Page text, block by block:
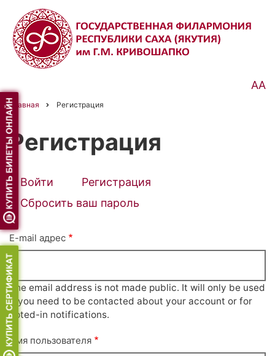
Перейти
основному
содержанию
АА
Строка
навигации
Главная Регистрация
Регистрация
Primary
tabs
Войти Регистрация
Сбросить ваш пароль
E-mail адрес
The email address is not made public. It will only be used
if you need to be contacted about your account or for
opted-in notifications.
Имя пользователя